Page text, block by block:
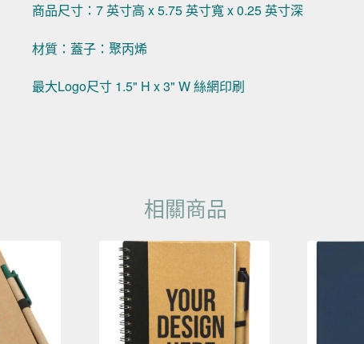
商品尺寸：7 英寸高 x 5.75 英寸寬 x 0.25 英寸深
材質：蓋子：聚丙烯
最大Logo尺寸 1.5" H x 3" W 絲網印刷
相關商品